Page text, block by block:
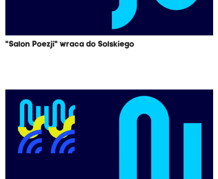
"Salon Poezji" wraca do Solskiego